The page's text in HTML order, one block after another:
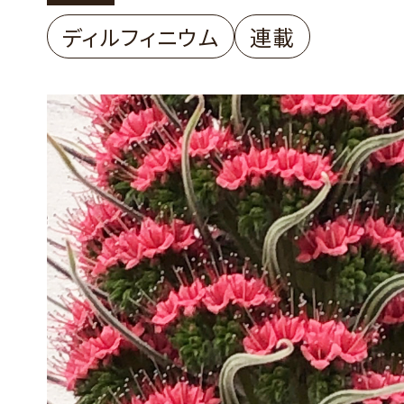
ディルフィニウム 連載